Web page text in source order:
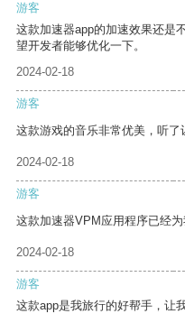
游客
这款加速器app的加速效果还是
望开发者能够优化一下。
2024-02-18
游客
这款游戏的音乐非常优美，听了
2024-02-18
游客
这款加速器VPM应用程序已经
2024-02-18
游客
这款app是我旅行的好帮手，让